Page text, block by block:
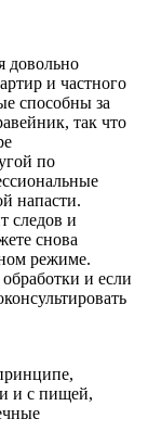
довольно
и частного
способны за
так что
по
напасти.
следов и
снова
режиме.
и если
и с пищей,